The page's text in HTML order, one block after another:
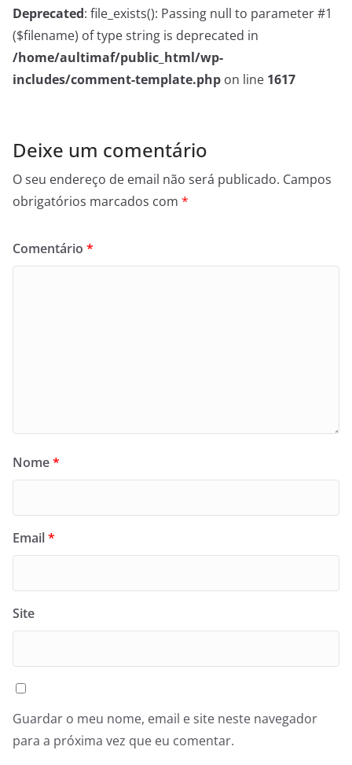
Deprecated: file_exists(): Passing null to parameter #1
($filename) of type string is deprecated in
/home/aultimaf/public_html/wp-
includes/comment-template.php on line 1617
Deixe um comentário
O seu endereço de email não será publicado. Campos
obrigatórios marcados com *
Comentário *
Nome*
Email*
Site
Guardar o meu nome, email e site neste navegador
para a próxima vez que eu comentar.